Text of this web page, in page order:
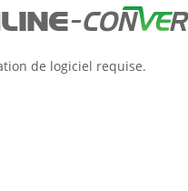
de logiciel requise.